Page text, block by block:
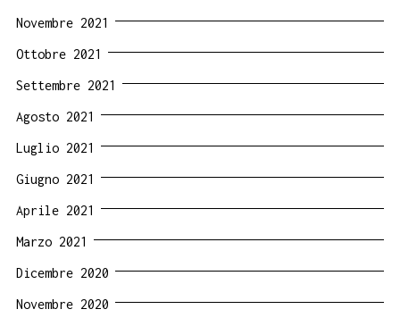
Novembre 2021
Ottobre 2021
Settembre 2021
Agosto 2021
Luglio 2021
Giugno 2021
Aprile 2021
Marzo 2021
Dicembre 2020
Novembre 2020